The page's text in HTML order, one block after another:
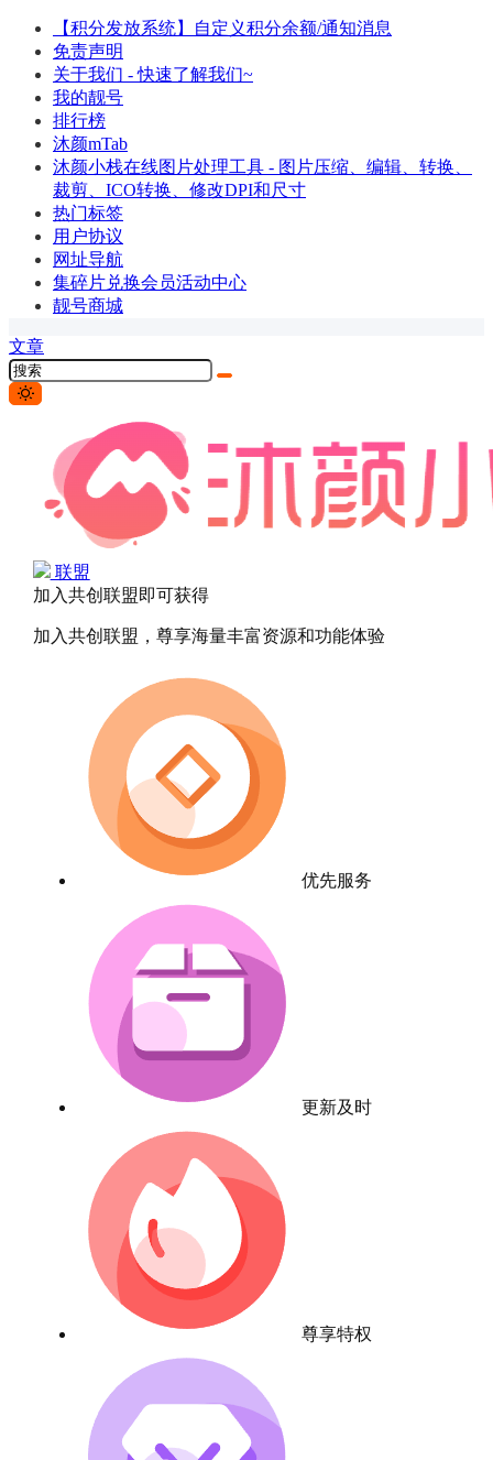
【积分发放系统】自定义积分余额/通知消息
免责声明
关于我们 - 快速了解我们~
我的靓号
排行榜
沐颜mTab
沐颜小栈在线图片处理工具 - 图片压缩、编辑、转换、
裁剪、ICO转换、修改DPI和尺寸
热门标签
用户协议
网址导航
集碎片兑换会员活动中心
靓号商城
文章
联盟
加入共创联盟即可获得
加入共创联盟，尊享海量丰富资源和功能体验
优先服务
更新及时
尊享特权